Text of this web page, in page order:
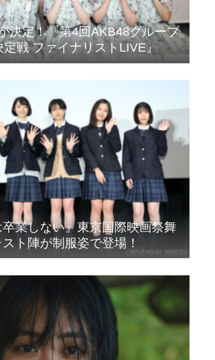
決定！『第4回AKB48グループ
戦 ファイナリストLIVE』
業しない』東京国際映画祭舞
ト陣が制服姿で登場！